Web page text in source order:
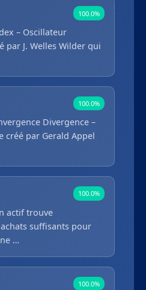
100.0%
– Oscillateur
par J. Welles Wilder qui
100.0%
Divergence –
créé par Gerald Appel
100.0%
actif trouve
suffisants pour
…
100.0%